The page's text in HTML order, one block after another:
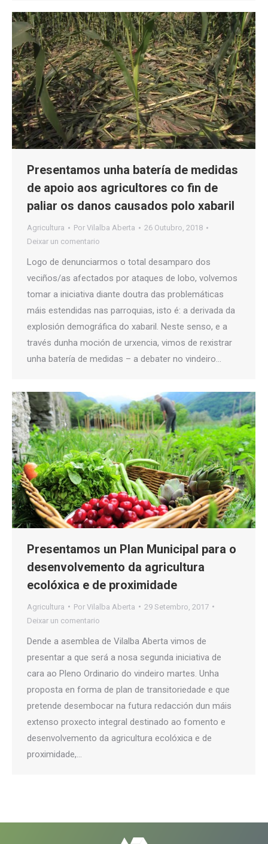
Presentamos unha batería de medidas
de apoio aos agricultores co fin de
paliar os danos causados polo xabaril
Agricultura Por Vilalba Aberta
26 Outubro, 2018
Deixar un comentario
Logo de denunciarmos o total desamparo dos
veciños/as afectados por ataques de lobo, volvemos
tomar a iniciativa diante doutra das problemáticas
máis estendidas nas parroquias, isto é: a derivada da
explosión demográfica do xabaril. Neste senso, e a
través dunha moción de urxencia, vimos de rexistrar
unha batería de medidas – a debater no vindeiro…
Presentamos un Plan Municipal para o
desenvolvemento da agricultura
ecolóxica e de proximidade
Agricultura Por Vilalba Aberta
29 Setembro, 2017
Deixar un comentario
Dende a asemblea de Vilalba Aberta vimos de
presentar a que será a nosa segunda iniciativa de
cara ao Pleno Ordinario do vindeiro martes. Unha
proposta en forma de plan de transitoriedade e que
pretende desembocar na futura redacción dun máis
extenso proxecto integral destinado ao fomento e
desenvolvemento da agricultura ecolóxica e de
proximidade,…